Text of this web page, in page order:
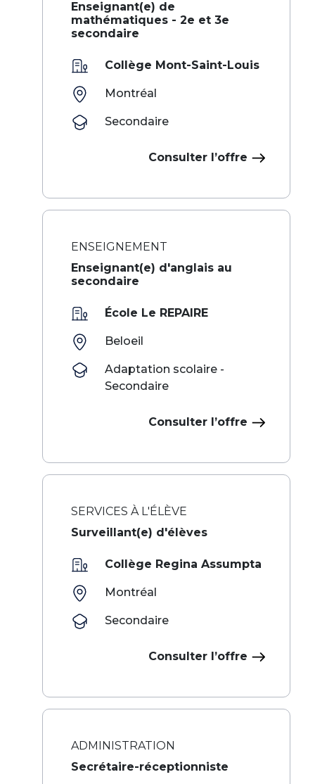
Enseignant(e) de
mathématiques - 2e et 3e
secondaire
Collège Mont-Saint-Louis
Montréal
Secondaire
Consulter l’offre
ENSEIGNEMENT
Enseignant(e) d'anglais au
secondaire
École Le REPAIRE
Beloeil
Adaptation scolaire -
Secondaire
Consulter l’offre
SERVICES À L'ÉLÈVE
Surveillant(e) d'élèves
Collège Regina Assumpta
Montréal
Secondaire
Consulter l’offre
ADMINISTRATION
Secrétaire-réceptionniste